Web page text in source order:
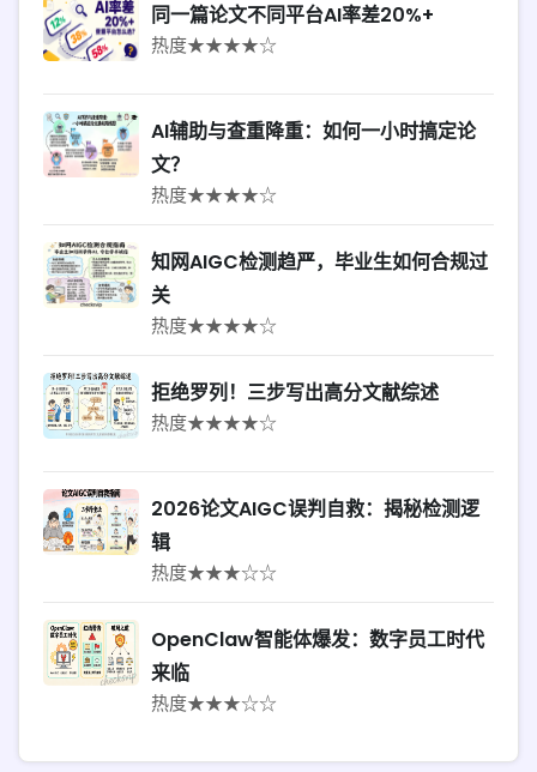
同一篇论文不同平台AI率差20%+
热度★★★★☆
AI辅助与查重降重：如何一小时搞定论
文？
热度★★★★☆
知网AIGC检测趋严，毕业生如何合规过
关
热度★★★★☆
拒绝罗列！三步写出高分文献综述
热度★★★★☆
2026论文AIGC误判自救：揭秘检测逻
辑
热度★★★☆☆
OpenClaw智能体爆发：数字员工时代
来临
热度★★★☆☆